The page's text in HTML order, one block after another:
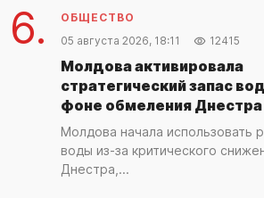
ОБЩЕСТВО
Экс-министру МИД Венгрии Сийярто
угрожает лишение свободы
15 часов назад
ОБЩЕСТВО
Сенат США принял пакет жестких
ограничений против РФ
6.
ОБЩЕСТВО
05 августа 2026, 18:11
12415
Молдова активировала
стратегический запас
фоне обмеления Днестра
Молдова начала использовать
воды из-за критического
Днестра,...